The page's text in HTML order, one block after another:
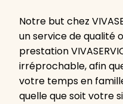
Notre but chez
un service de qualité
prestation
irréprochable, afin
votre temps en
quelle que soit votre